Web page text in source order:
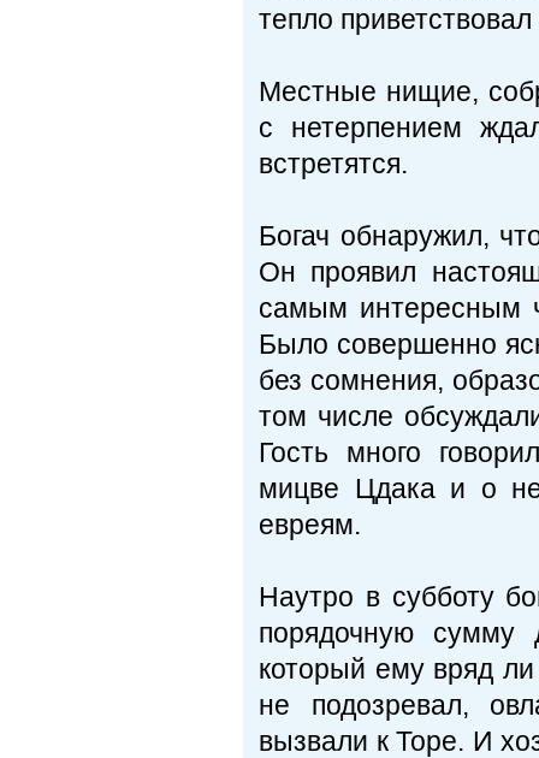
тепло
Местные нищие,
с нетерпением
встретятся.
Богач обнаружил,
Он проявил
самым интересным
Было совершенно
без сомнения,
том числе
Гость много
мицве Цдака и о
евреям.
Наутро в субботу
порядочную сумму
который ему вряд
не подозревал,
вызвали к Торе. И